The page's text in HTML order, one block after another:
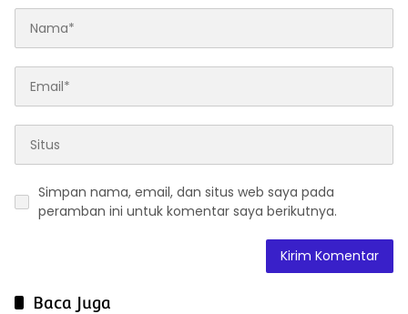
Simpan nama, email, dan situs web saya pada
peramban ini untuk komentar saya berikutnya.
Baca Juga